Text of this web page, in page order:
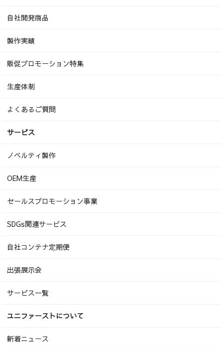
自社開発商品
製作実績
販促プロモーション特集
生産体制
よくあるご質問
サービス
ノベルティ製作
OEM生産
セールスプロモーション事業
SDGs関連サービス
自社コンテナ定期便
出張展示会
サービス一覧
ユニファーストについて
新着ニュース